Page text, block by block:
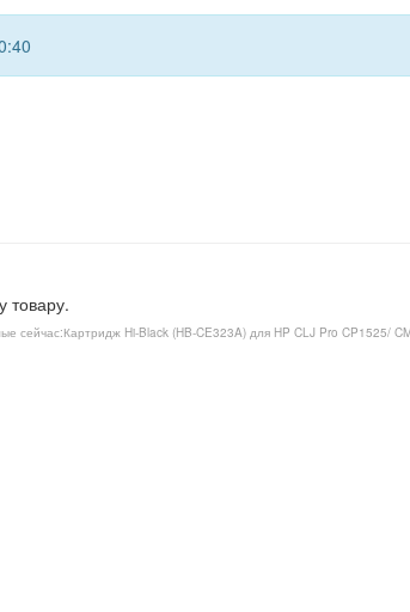
товару.
сейчас:Картридж Hi-Black (HB-CE323A) для HP CLJ Pro CP1525/